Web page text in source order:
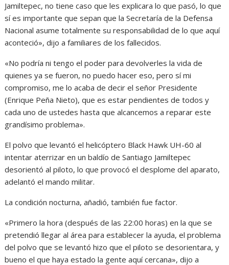
Jamiltepec, no tiene caso que les explicara lo que pasó, lo que
sí es importante que sepan que la Secretaría de la Defensa
Nacional asume totalmente su responsabilidad de lo que aquí
aconteció», dijo a familiares de los fallecidos.
«No podría ni tengo el poder para devolverles la vida de
quienes ya se fueron, no puedo hacer eso, pero sí mi
compromiso, me lo acaba de decir el señor Presidente
(Enrique Peña Nieto), que es estar pendientes de todos y
cada uno de ustedes hasta que alcancemos a reparar este
grandísimo problema».
El polvo que levantó el helicóptero Black Hawk UH-60 al
intentar aterrizar en un baldío de Santiago Jamiltepec
desorientó al piloto, lo que provocó el desplome del aparato,
adelantó el mando militar.
La condición nocturna, añadió, también fue factor.
«Primero la hora (después de las 22:00 horas) en la que se
pretendió llegar al área para establecer la ayuda, el problema
del polvo que se levantó hizo que el piloto se desorientara, y
bueno el que haya estado la gente aquí cercana», dijo a